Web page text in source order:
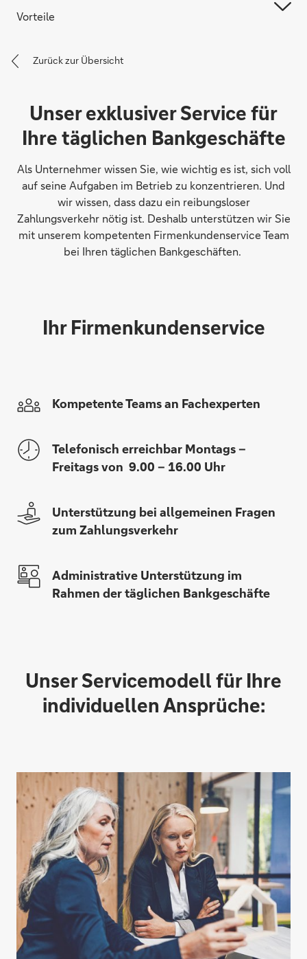
Vorteile
Zurück zur Übersicht
Unser exklusiver Service für
Ihre täglichen Bankgeschäfte
Als Unternehmer wissen Sie, wie wichtig es ist, sich voll
auf seine Aufgaben im Betrieb zu konzentrieren. Und
wir wissen, dass dazu ein reibungsloser
Zahlungsverkehr nötig ist. Deshalb unterstützen wir Sie
mit unserem kompetenten Firmenkundenservice Team
bei Ihren täglichen Bankgeschäften.
Ihr Firmenkundenservice
Kompetente Teams an Fachexperten
Telefonisch erreichbar Montags –
Freitags von 9.00 – 16.00 Uhr
Unterstützung bei allgemeinen Fragen
zum Zahlungsverkehr
Administrative Unterstützung im
Rahmen der täglichen Bankgeschäfte
Unser Servicemodell für Ihre
individuellen Ansprüche: